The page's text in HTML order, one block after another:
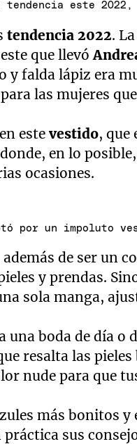
este
tendencia 2022.
que llevó
falda lápiz era
las mujeres
estevestido, que
en lo
ocasiones.
por un impoluto
de ser un
y prendas.
sola manga,
una boda de día o
resalta las
nude para que
más bonitos y
sus